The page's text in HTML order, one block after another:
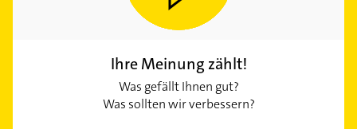
Ihre Meinung zählt!
Was gefällt Ihnen gut?
Was sollten wir verbessern?